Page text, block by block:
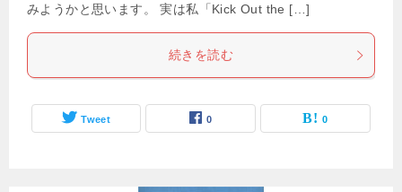
みようかと思います。 実は私「Kick Out the […]
続きを読む
Tweet 0 0